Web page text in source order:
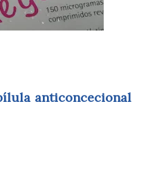
anticoncecional